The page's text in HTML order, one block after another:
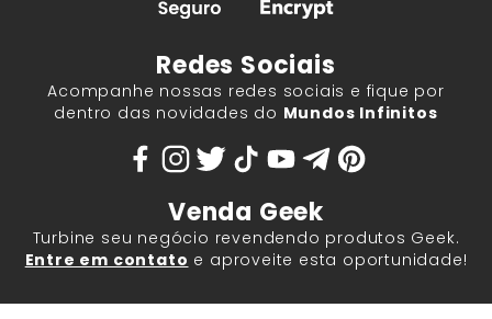
Redes Sociais
Acompanhe nossas redes sociais e fique por
dentro das novidades do Mundos Infinitos
Venda Geek
Turbine seu negócio revendendo produtos Geek.
Entre em contato e aproveite esta oportunidade!